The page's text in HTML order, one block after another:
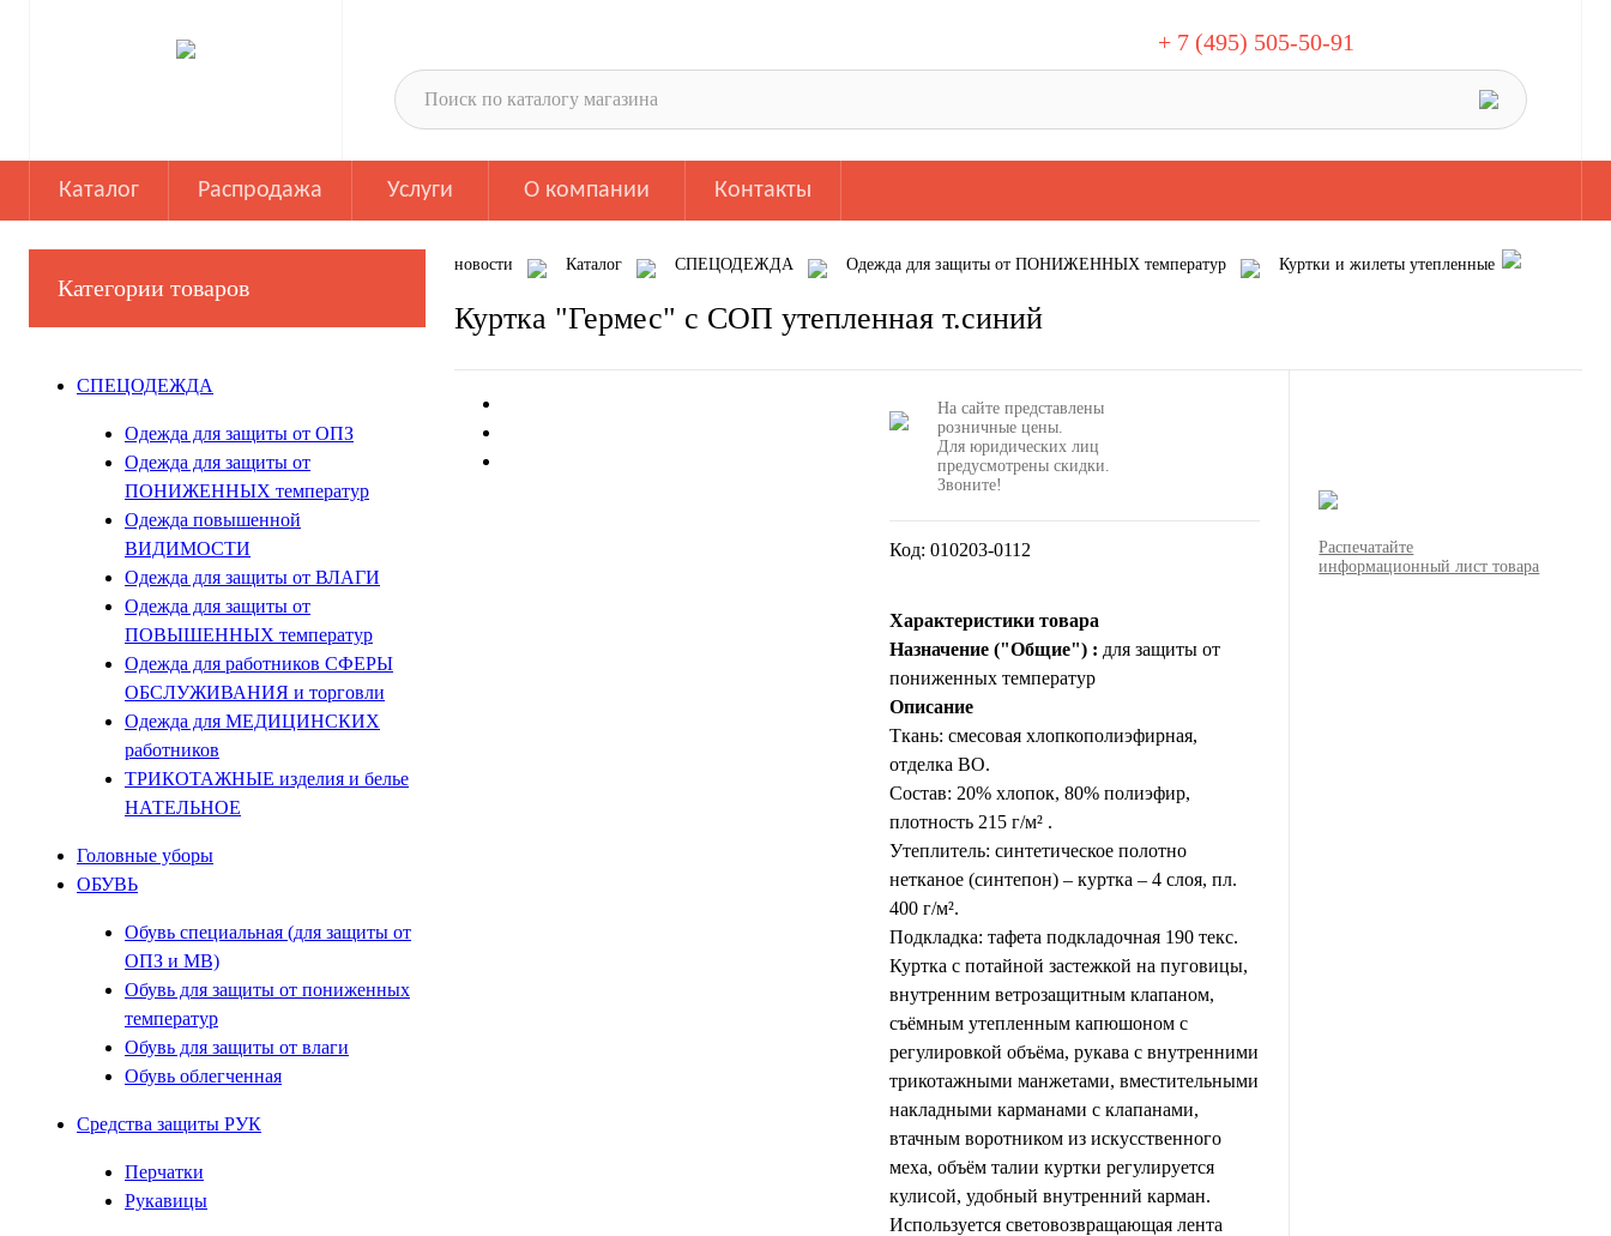
+ 7 (495) 505-50-91
Каталог Распродажа Услуги О компании Контакты
Категории товаров
СПЕЦОДЕЖДА
Одежда для защиты от ОПЗ
Одежда для защиты от
ПОНИЖЕННЫХ температур
Одежда повышенной
ВИДИМОСТИ
Одежда для защиты от ВЛАГИ
Одежда для защиты от
ПОВЫШЕННЫХ температур
Одежда для работников СФЕРЫ
ОБСЛУЖИВАНИЯ и торговли
Одежда для МЕДИЦИНСКИХ
работников
ТРИКОТАЖНЫЕ изделия и белье
НАТЕЛЬНОЕ
Головные уборы
ОБУВЬ
Обувь специальная (для защиты от
ОПЗ и МВ)
Обувь для защиты от пониженных
температур
Обувь для защиты от влаги
Обувь облегченная
Средства защиты РУК
Перчатки
Рукавицы
новости Каталог СПЕЦОДЕЖДА Одежда для защиты от ПОНИЖЕННЫХ температур
Куртки и жилеты утепленные
Куртка "Гермес" с СОП утепленная т.синий
На сайте представлены
розничные цены.
Для юридических лиц
предусмотрены скидки.
Звоните!
Код: 010203-0112
Характеристики товара
Назначение ("Общие") : для защиты от
пониженных температур
Описание
Ткань: смесовая хлопкополиэфирная,
отделка ВО.
Состав: 20% хлопок, 80% полиэфир,
плотность 215 г/м² .
Утеплитель: синтетическое полотно
нетканое (синтепон) – куртка – 4 слоя, пл.
400 г/м².
Подкладка: тафета подкладочная 190 текс.
Куртка с потайной застежкой на пуговицы,
внутренним ветрозащитным клапаном,
съёмным утепленным капюшоном с
регулировкой объёма, рукава с внутренними
трикотажными манжетами, вместительными
накладными карманами с клапанами,
втачным воротником из искусственного
меха, объём талии куртки регулируется
кулисой, удобный внутренний карман.
Используется световозвращающая лента
Распечатайте
информационный лист товара